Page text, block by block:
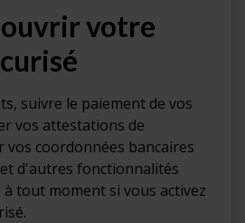
votre
suivre le paiement de vos
vos attestations de
vos coordonnées bancaires
d'autres fonctionnalités
à tout moment si vous activez